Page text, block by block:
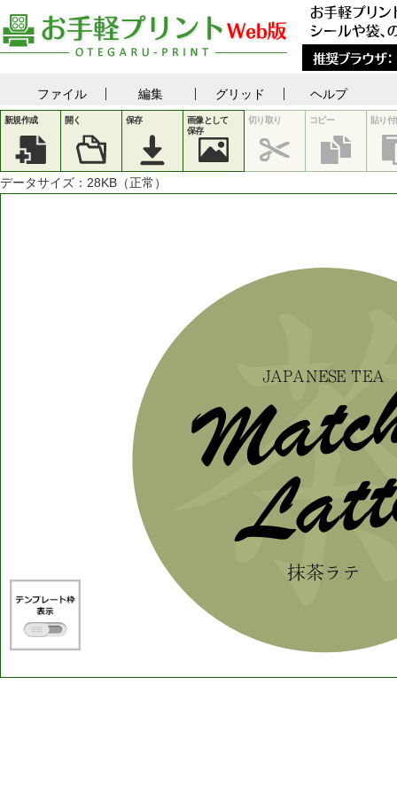
ファイル 編集 グリッド ヘルプ
新規作成 開く 保存
画像として
保存
切り取り コピー 貼り付
データサイズ： 28KB（正常）
抹茶ラテ
JAPANESE TEA